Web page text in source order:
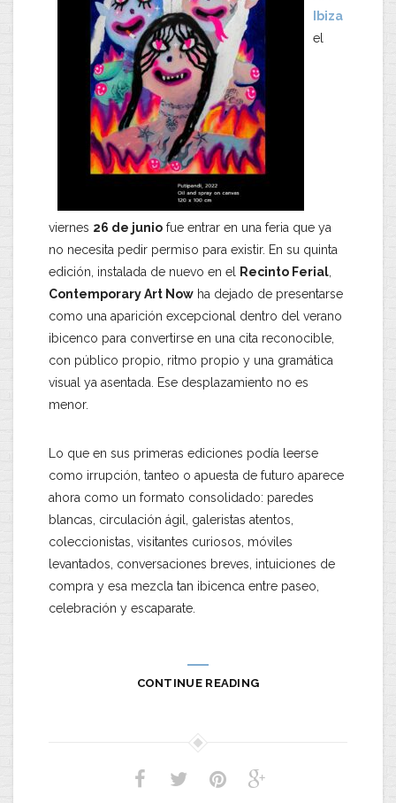
Ibiza
el
viernes 26 de junio fue entrar en una feria que ya
no necesita pedir permiso para existir. En su quinta
edición, instalada de nuevo en el Recinto Ferial
Contemporary Art Now ha dejado de presentarse
como una aparición excepcional dentro del verano
ibicenco para convertirse en una cita reconocible,
con público propio, ritmo propio y una gramática
visual ya asentada. Ese desplazamiento no es
menor.
Lo que en sus primeras ediciones podía leerse
como irrupción, tanteo o apuesta de futuro aparece
ahora como un formato consolidado: paredes
blancas, circulación ágil, galeristas atentos,
coleccionistas, visitantes curiosos, móviles
levantados, conversaciones breves, intuiciones de
compra y esa mezcla tan ibicenca entre paseo,
celebración y escaparate.
CONTINUE READING